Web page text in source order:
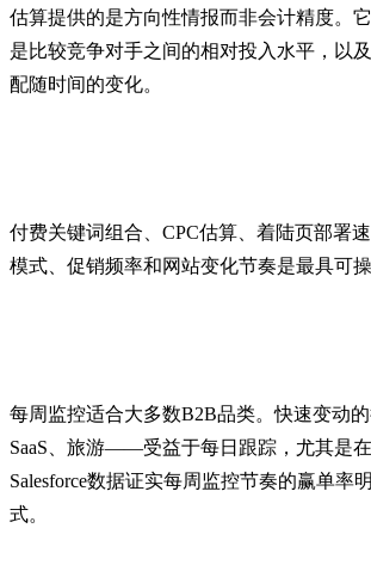
估算提供的是方向性情报而非会计精度。
是比较竞争对手之间的相对投入水平，以
配随时间的变化。
付费关键词组合、CPC估算、着陆页部署
模式、促销频率和网站变化节奏是最具可操
每周监控适合大多数B2B品类。快速变动
SaaS、旅游——受益于每日跟踪，尤其是在
Salesforce数据证实每周监控节奏的赢单率
式。